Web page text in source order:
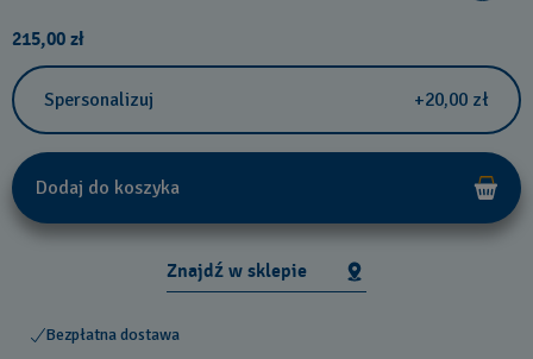
215,00 zł
Spersonalizuj +20,00 zł
Dodaj do koszyka
Znajdź w sklepie
Bezpłatna dostawa